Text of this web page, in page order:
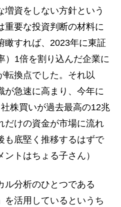
増資をしない方針という
重要な投資判断の材料に
瞰すれば、2023年に東証
）1倍を割り込んだ企業に
転換点でした。それ以
が急速に高まり、今年に
株買いが過去最高の12兆
だけの資金が市場に流れ
も底堅く推移するはずで
トはちょる子さん）
分析のひとつである
を活用しているというち